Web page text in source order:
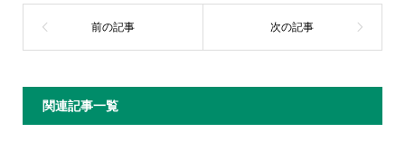
関連記事一覧